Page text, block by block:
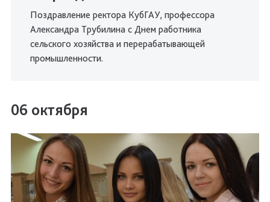
Поздравление ректора КубГАУ, профессора
Александра Трубилина с Днем работника
сельского хозяйства и перерабатывающей
промышленности.
06 октября